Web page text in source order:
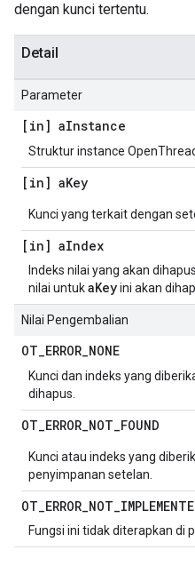
dengan kunci tertentu.
Detail
Parameter
[in] aInstance
Struktur instance
[in] aKey
Kunci yang terkait dengan
[in] aIndex
Indeks nilai yang akan
nilai untukaKeyini akan
Nilai Pengembalian
OT_ERROR_NONE
Kunci dan indeks yang
dihapus.
OT_ERROR_NOT_FOUND
Kunci atau indeks yang
penyimpanan setelan.
OT_ERROR_NOT_
Fungsi ini tidak diterapkan di